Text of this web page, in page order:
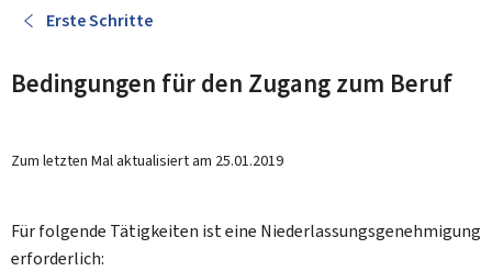
actif
Erste Schritte
Bedingungen für den Zugang zum Beruf
Zum letzten Mal aktualisiert am 25.01.2019
Für folgende Tätigkeiten ist eine Niederlassungsgenehmigung
erforderlich: